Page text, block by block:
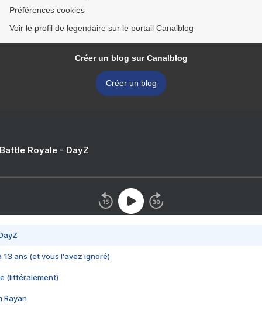
Préférences cookies
Voir le profil de legendaire sur le portail Canalblog
Créer un blog sur Canalblog
Créer un blog
Royale - DayZ
13 ans (et vous l'avez ignoré)
(littéralement)
Rayan